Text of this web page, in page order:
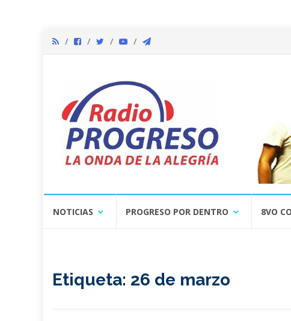
NOTICIAS PROGRESO POR DENTRO 8VO
Etiqueta: 26 de marzo